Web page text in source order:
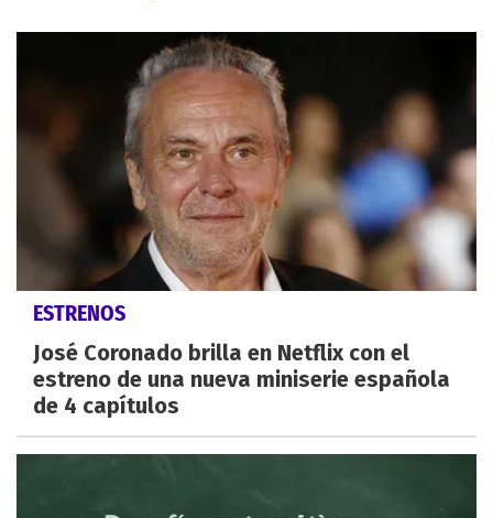
ESTRENOS
José Coronado brilla en Netflix con el
estreno de una nueva miniserie española
de 4 capítulos